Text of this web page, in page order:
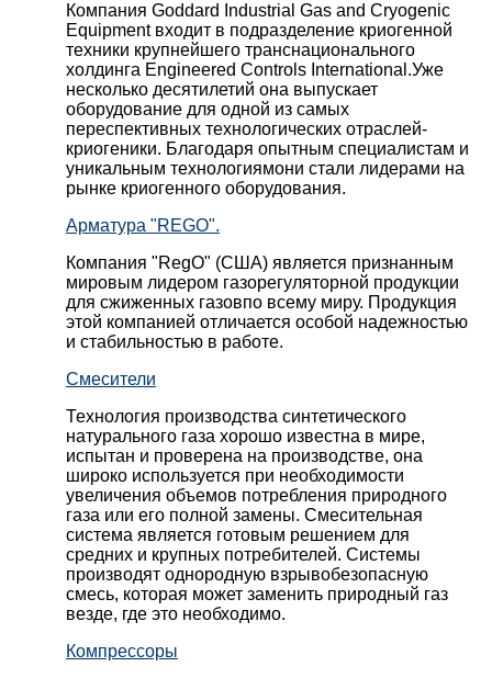
Компания Goddard Industrial Gas and Cryogenic
Equipment входит в подразделение криогенной
техники крупнейшего транснационального
холдинга Engineered Controls International.Уже
несколько десятилетий она выпускает
оборудование для одной из самых
переспективных технологических отраслей-
криогеники. Благодаря опытным специалистам и
уникальным технологиямони стали лидерами на
рынке криогенного оборудования.
Арматура "REGO".
Компания "RegO" (США) является признанным
мировым лидером газорегуляторной продукции
для сжиженных газовпо всему миру. Продукция
этой компанией отличается особой надежностью
и стабильностью в работе.
Смесители
Технология производства синтетического
натурального газа хорошо известна в мире,
испытан и проверена на производстве, она
широко используется при необходимости
увеличения объемов потребления природного
газа или его полной замены. Смесительная
система является готовым решением для
средних и крупных потребителей. Системы
производят однородную взрывобезопасную
смесь, которая может заменить природный газ
везде, где это необходимо.
Компрессоры